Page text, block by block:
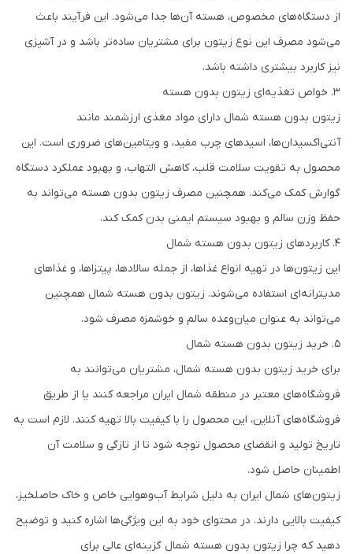
از دستگاه‌های مخصوص، هسته آن‌ها جدا می‌شود. این فرآیند باعث
می‌شود مصرف این نوع زیتون برای مشتریان ساده‌تر باشد و در آشپزی
نیز کاربرد بیشتری داشته باشد.
۳. خواص تغذیه‌ای زیتون بدون هسته
زیتون بدون هسته شمال دارای مواد مغذی ارزشمند مانند
آنتی‌اکسیدان‌ها، اسیدهای چرب مفید، و ویتامین‌های ضروری است. این
محصول به تقویت سلامت قلب، کاهش التهاب، و بهبود عملکرد دستگاه
گوارش کمک می‌کند. همچنین مصرف زیتون بدون هسته می‌تواند به
حفظ وزن سالم و بهبود سیستم ایمنی بدن کمک کند.
۴. کاربردهای زیتون بدون هسته شمال
این زیتون‌ها در تهیه انواع غذاها، از جمله سالادها، پیتزاها، و غذاهای
مدیترانه‌ای استفاده می‌شوند. زیتون بدون هسته شمال همچنین
می‌تواند به عنوان میان‌وعده سالم و خوشمزه مصرف شود.
۵. خرید زیتون بدون هسته شمال
برای خرید زیتون بدون هسته شمال، مشتریان می‌توانند به
فروشگاه‌های معتبر در منطقه شمال ایران مراجعه کنند یا از طریق
فروشگاه‌های آنلاین، این محصول را با کیفیت بالا تهیه کنند. لازم است به
تاریخ تولید و انقضای محصول توجه شود تا از تازگی و سلامت آن
اطمینان حاصل شود.
زیتون‌های شمال ایران به دلیل شرایط آب‌وهوایی خاص و خاک حاصلخیز،
کیفیت بالایی دارند. در محتوای خود به این ویژگی‌ها اشاره کنید و توضیح
دهید که چرا زیتون بدون هسته شمال گزینه‌ای عالی برای